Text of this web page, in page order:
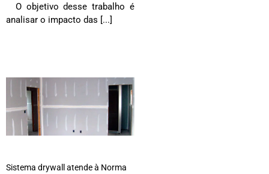
O objetivo desse trabalho é
analisar o impacto das [...]
Sistema drywall atende à Norma